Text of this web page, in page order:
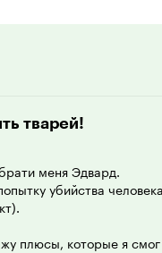
тварей!
меня Эдвард.
убийства
плюсы, которые я смог